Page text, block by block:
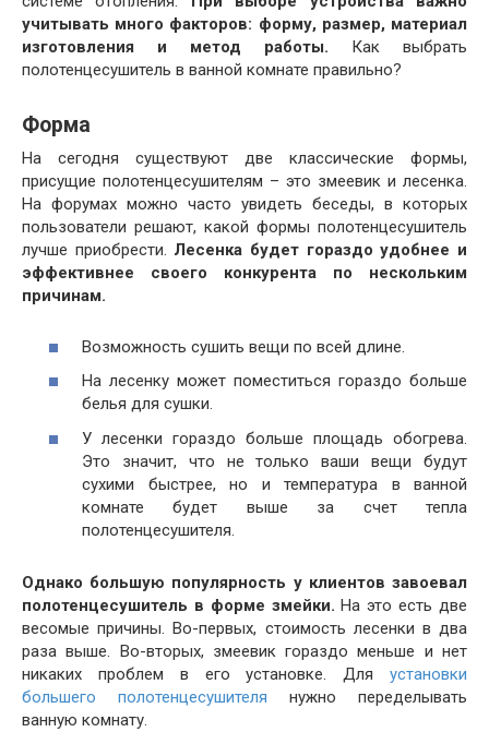
учитывать много факторов: форму, размер, материал
изготовления и метод работы. Как выбрать
полотенцесушитель в ванной комнате правильно?
Форма
На сегодня существуют две классические формы,
присущие полотенцесушителям – это змеевик и лесенка.
На форумах можно часто увидеть беседы, в которых
пользователи решают, какой формы полотенцесушитель
лучше приобрести. Лесенка будет гораздо удобнее и
эффективнее своего конкурента по нескольким
причинам.
Возможность сушить вещи по всей длине.
На лесенку может поместиться гораздо больше
белья для сушки.
У лесенки гораздо больше площадь обогрева.
Это значит, что не только ваши вещи будут
сухими быстрее, но и температура в ванной
комнате будет выше за счет тепла
полотенцесушителя.
Однако большую популярность у клиентов завоевал
полотенцесушитель в форме змейки. На это есть две
весомые причины. Во-первых, стоимость лесенки в два
раза выше. Во-вторых, змеевик гораздо меньше и нет
никаких проблем в его установке. Для установки
большего полотенцесушителя нужно переделывать
ванную комнату.